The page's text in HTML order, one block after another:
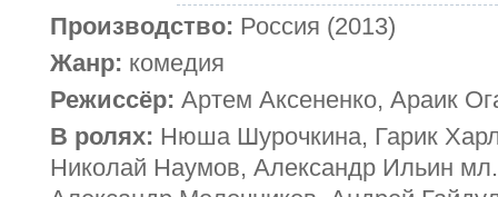
Производство: Россия (2013)
Жанр: комедия
Режиссёр: Артем Аксененко, Араик
В ролях: Нюша Шурочкина, Гарик
Николай Наумов, Александр Ильин